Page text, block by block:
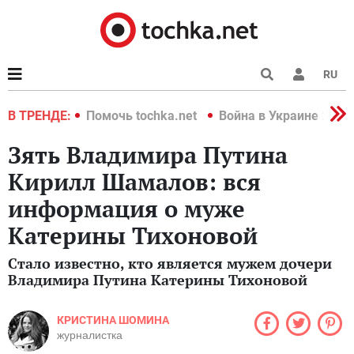
RU
В ТРЕНДЕ:
2022 Помочь tochka.net Война в Украине 2022
Зять Владимира Путина
Кирилл Шамалов: вся
информация о муже
Катерины Тихоновой
Стало известно, кто является мужем дочери
Владимира Путина Катерины Тихоновой
КРИСТИНА ШОМИНА
журналистка